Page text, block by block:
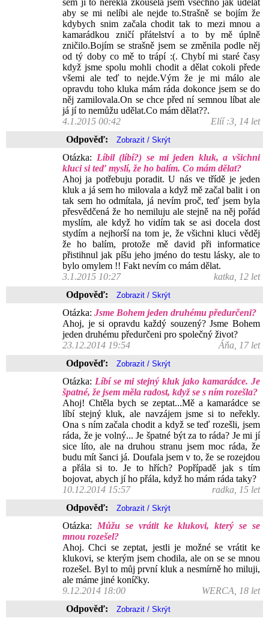
sem jí to neřekla zkoušela jsem všechno jak udělat
aby se mi nelíbi ale nejde to.Strašně se bojím že
kdybych snim začala chodit tak to mezi mnou a
kamarádkou zničí přátelství a to by mě úplně
zničilo.Bojím se strašně jsem se změnila podle něj
od tý doby co mě to trápí :(. Chybí mi staré časy
když jsme spolu mohli chodit a dělat cokoli přede
všemi ale teď to nejde.Vým že je mi málo ale
opravdu toho kluka mám ráda dokonce jsem se do
něj zamilovala.On se chce před ní semnou líbat ale
já jí to nemůžu udělat.Co mám dělat??.
4.1.2015 00:42
Elíí :3, 14 let
Odpověď:
Otázka: Líbil (líbí?) se mi jeden kluk, a všichni
kluci si teď myslí, že ho balím. Co mám dělat?
Ahoj ja potřebuju poradit. U nás ve třídě je jeden
kluk a já sem ho milovala a když mě začal balit i on
tak sem ho odmítala, já nevím proč, teď jsem byla
přesvědčená že ho nemiluju ale stejně na něj pořád
myslím, ale když ho vidím tak se asi docela dost
stydím a nejhorší na tom je, že všichni kluci věděj
že ho balím, protože mě david při informatice
přistihnul jak píšu jeho jméno do testu lásky, ale to
bylo omylem !! Fakt nevím co mám dělat.
3.1.2015 10:27
katka, 12 let
Odpověď:
Otázka: Jsme Bohem jeden druhému předurčeni?
Ahoj, je si opravdu každý souzený? Jsme Bohem
jeden druhému předurčeni pro společný život?
23.12.2014 19:54
Áňa, 17 let
Odpověď:
Otázka: Líbí se mi stejný kluk jako kamarádce. Je
špatné, že jsem měla radost, když se s ním rozešla?
Ahoj! Chtěla bych se zeptat...Mě a kamarádce se
líbí stejný kluk, ale navzájem jsme si to neřekly.
Ona s ním začala chodit a když se teď rozešli, jsem
ráda, že je volný... Je špatné být za to ráda? Je mi jí
sice líto, ale na druhou stranu jsem moc ráda, že
budu mít šanci já. Doufala jsem v to, že se rozejdou
a přála si to. Je to hřích? Popřípadě jak s tím
bojovat, abych jí ho přála, když ho mám ráda taky?
10.12.2014 15:57
radka, 15 let
Odpověď:
Otázka: Můžu se vrátit ke klukovi, který se se
mnou rozešel?
Ahoj. Chci se zeptat, jestli je možné se vrátit ke
klukovi, se kterým jsem chodila, ale on se se mnou
rozešel. Byl to můj první kluk a nesmírně ho miluji,
ale máme jiné koníčky.
9.12.2014 18:00
WERCA, 18 let
Odpověď: